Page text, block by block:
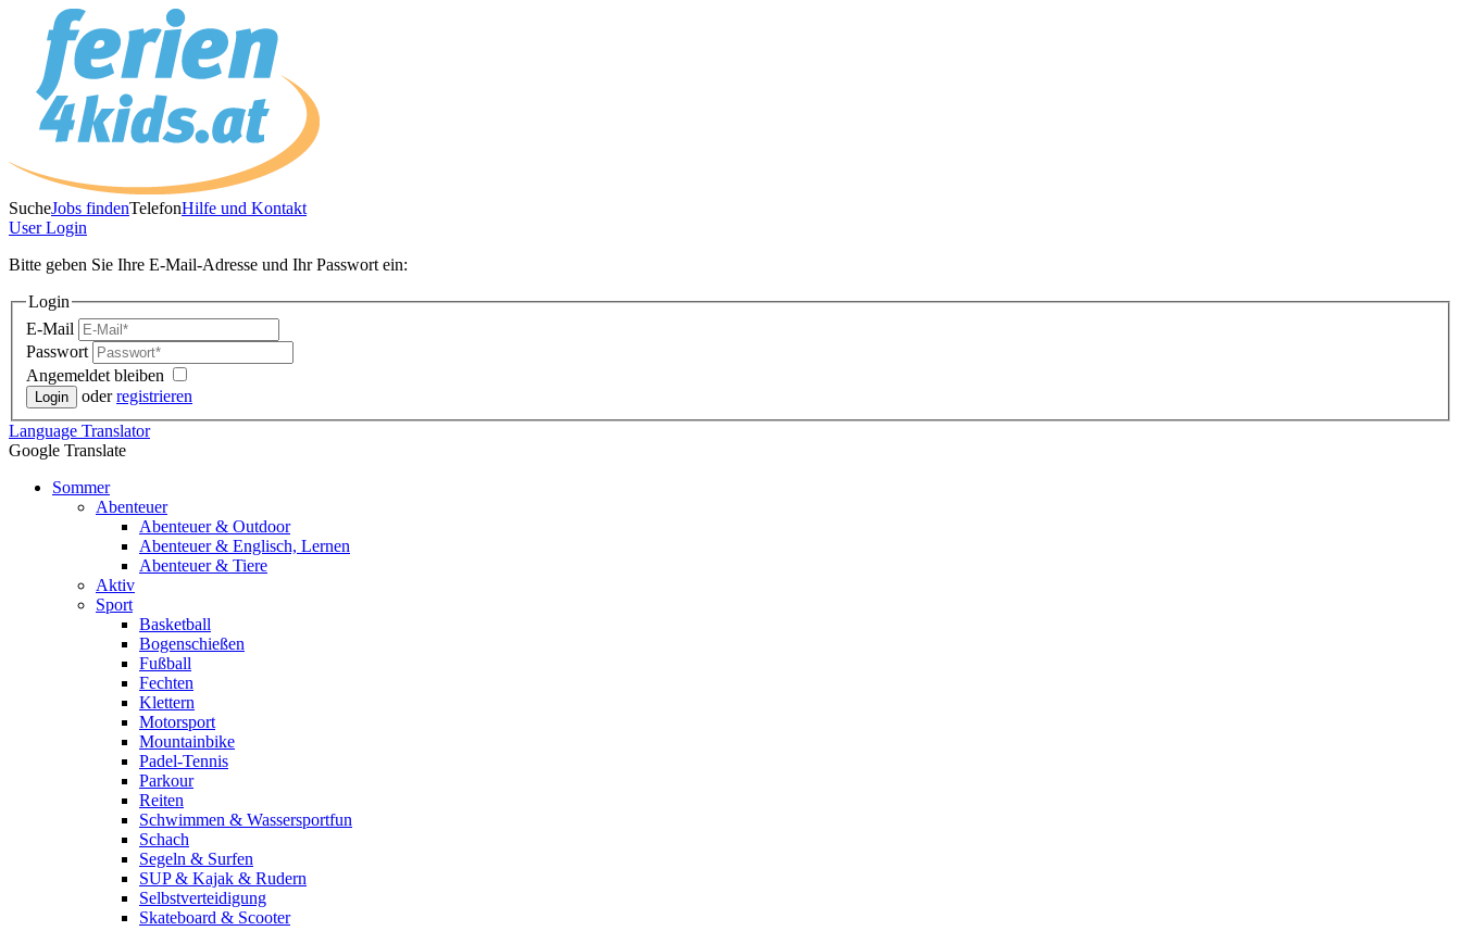
SucheJobs findenTelefonHilfe und Kontakt
UserLogin
Bitte geben Sie Ihre E-Mail-Adresse und Ihr Passwort ein:
Login
E-Mail
Passwort
Angemeldet bleiben
oderregistrieren
Language Translator
Google Translate
Sommer
Abenteuer
Abenteuer & Outdoor
Abenteuer & Englisch, Lernen
Abenteuer & Tiere
Aktiv
Sport
Basketball
Bogenschießen
Fußball
Fechten
Klettern
Motorsport
Mountainbike
Padel-Tennis
Parkour
Reiten
Schwimmen & Wassersportfun
Schach
Segeln & Surfen
SUP & Kajak & Rudern
Selbstverteidigung
Skateboard & Scooter